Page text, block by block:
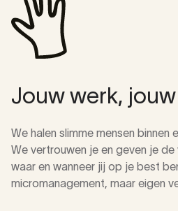
Jouw werk,
We halen slimme mensen binnen
We vertrouwen je en geven je
waar en wanneer jij op je best
micromanagement, maar eigen